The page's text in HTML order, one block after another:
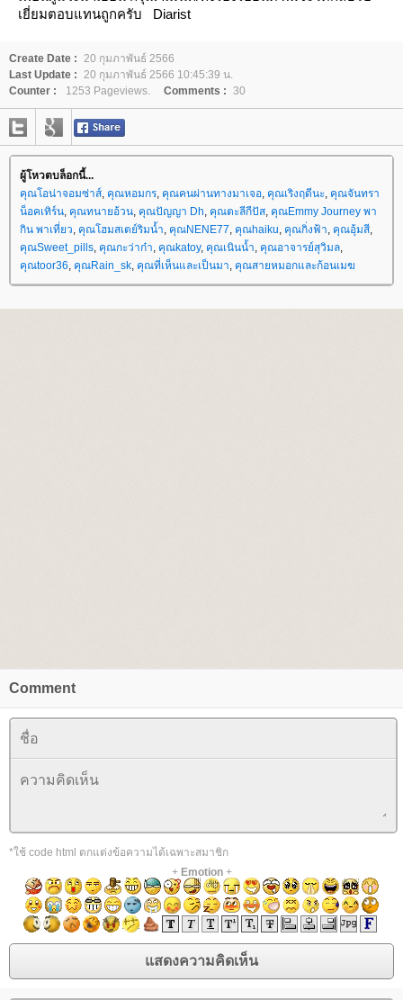
เยี่ยมตอบแทนถูกครับ
Diarist
Create Date :
20 กุมภาพันธ์ 2566
Last Update :
20 กุมภาพันธ์ 2566 10:45:39 น.
Counter :
1253 Pageviews. Comments : 30
ผู้โหวตบล็อกนี้...
คุณโอน่าจอมซ่าส์ คุณหอมกร คุณคนผ่านทางมาเจอ คุณเริงฤดีนะ คุณจันทรา
น็อคเทิร์น คุณทนายอ้วน คุณปัญญา Dh คุณตะลีกีปัส คุณEmmy Journey พา
กิน พาเที่ยว คุณโฮมสเตย์ริมน้ำ คุณNENE77 คุณhaiku คุณกิ่งฟ้า คุณอุ้มสี
คุณSweet_pills คุณกะว่าก๋า คุณkatoy, คุณเนินน้ำ คุณอาจารย์สุวิมล
คุณtoor36 คุณRain_sk คุณที่เห็นและเป็นมา คุณสายหมอกและก้อนเมฆ
Comment
*ใช้ code html ตกแต่งข้อความได้เฉพาะสมาชิก
+ Emotion+